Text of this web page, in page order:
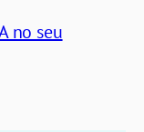
no seu